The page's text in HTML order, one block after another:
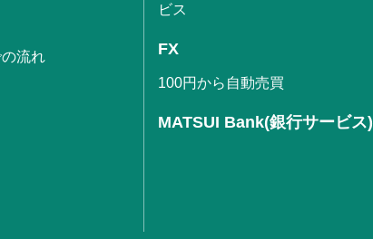
流れ
ビス
FX
100円から自動売買
MATSUI Bank(銀行サービス)